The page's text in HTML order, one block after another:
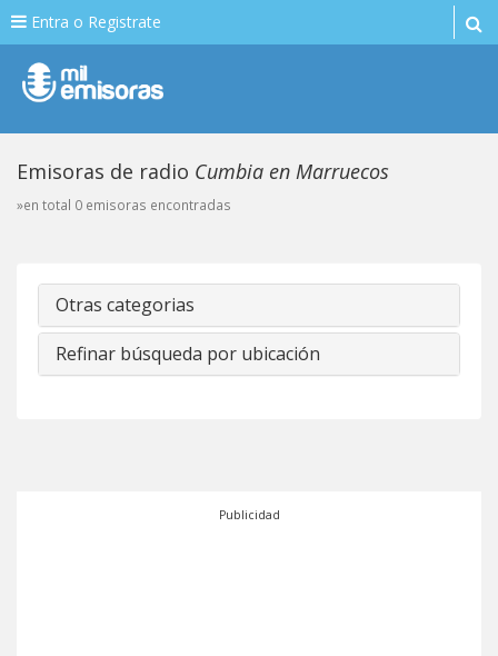
Entra o Registrate
Emisoras de radio Cumbia en Marruecos
»en total 0 emisoras encontradas
Otras categorias
Refinar búsqueda por ubicación
Publicidad